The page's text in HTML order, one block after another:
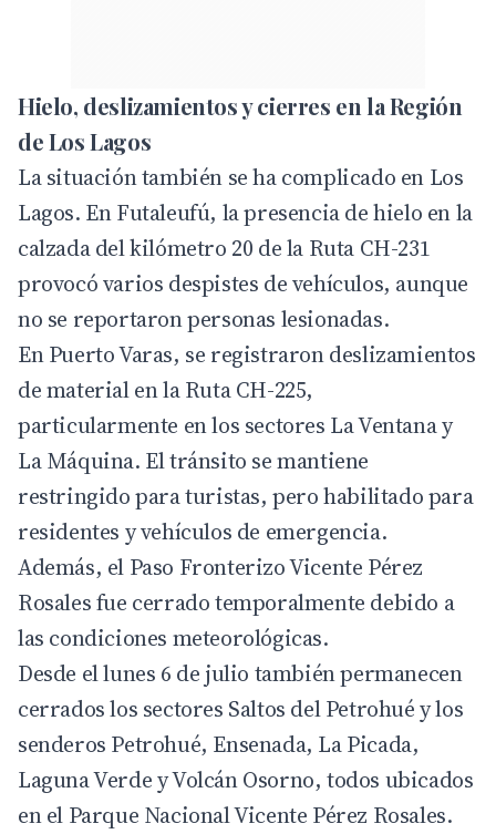
Hielo, deslizamientos y cierres en la Región
de Los Lagos
La situación también se ha complicado en Los
Lagos. En Futaleufú, la presencia de hielo en la
calzada del kilómetro 20 de la Ruta CH-231
provocó varios despistes de vehículos, aunque
no se reportaron personas lesionadas.
En Puerto Varas, se registraron deslizamientos
de material en la Ruta CH-225,
particularmente en los sectores La Ventana y
La Máquina. El tránsito se mantiene
restringido para turistas, pero habilitado para
residentes y vehículos de emergencia.
Además, el Paso Fronterizo Vicente Pérez
Rosales fue cerrado temporalmente debido a
las condiciones meteorológicas.
Desde el lunes 6 de julio también permanecen
cerrados los sectores Saltos del Petrohué y los
senderos Petrohué, Ensenada, La Picada,
Laguna Verde y Volcán Osorno, todos ubicados
en el Parque Nacional Vicente Pérez Rosales.